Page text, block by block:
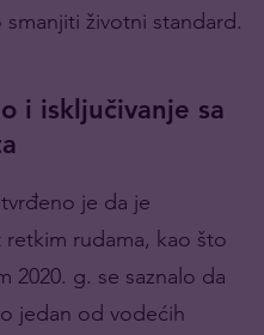
životni standard.
i isključivanje sa
je da je
rudama, kao što
2020. g. se saznalo da
jedan od vodećih